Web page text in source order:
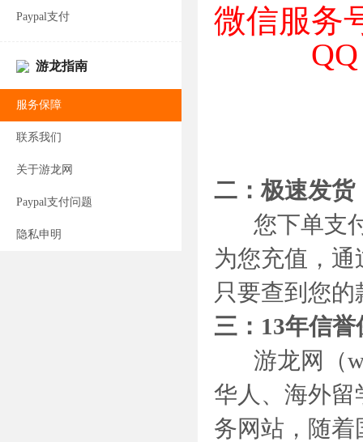
Paypal支付
游龙指南
服务保障
联系我们
关于游龙网
Paypal支付问题
隐私申明
微信服
QQ：
二：极速发货
您下单支付
为您充值，
只要查到您
三：13年信誉
游龙网（
华人、海外留
务网站，随